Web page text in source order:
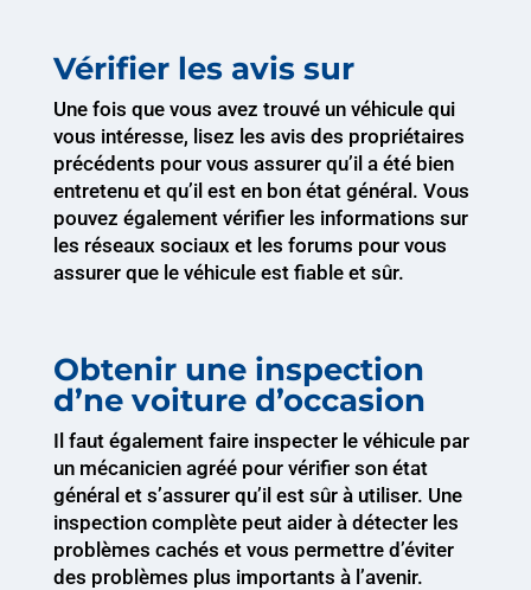
Vérifier les avis sur
Une fois que vous avez trouvé un véhicule qui
vous intéresse, lisez les avis des propriétaires
précédents pour vous assurer qu’il a été bien
entretenu et qu’il est en bon état général. Vous
pouvez également vérifier les informations sur
les réseaux sociaux et les forums pour vous
assurer que le véhicule est fiable et sûr.
Obtenir une inspection
d’ne voiture d’occasion
Il faut également faire inspecter le véhicule par
un mécanicien agréé pour vérifier son état
général et s’assurer qu’il est sûr à utiliser. Une
inspection complète peut aider à détecter les
problèmes cachés et vous permettre d’éviter
des problèmes plus importants à l’avenir.